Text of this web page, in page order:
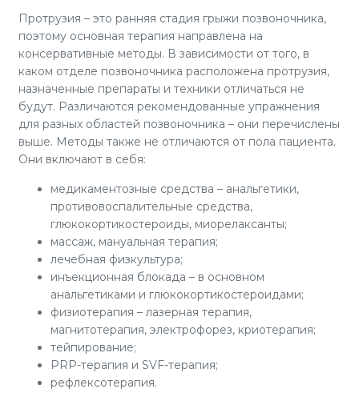
Протрузия – это ранняя стадия грыжи позвоночника,
поэтому основная терапия направлена на
консервативные методы. В зависимости от того, в
каком отделе позвоночника расположена протрузия,
назначенные препараты и техники отличаться не
будут. Различаются рекомендованные упражнения
для разных областей позвоночника – они перечислены
выше. Методы также не отличаются от пола пациента.
Они включают в себя:
медикаментозные средства – анальгетики,
противовоспалительные средства,
глюкокортикостероиды, миорелаксанты;
массаж, мануальная терапия;
лечебная физкультура;
инъекционная блокада – в основном
анальгетиками и глюкокортикостероидами;
физиотерапия – лазерная терапия,
магнитотерапия, электрофорез, криотерапия;
тейпирование;
PRP-терапия и SVF-терапия;
рефлексотерапия.